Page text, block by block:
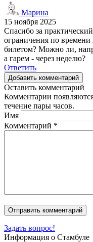
Марина
15 ноября 2025
Спасибо за
ограничения по
билетом? Можно ли,
а гарем - через неделю?
Ответить
Добавить комментарий
Оставить комментарий
Комментарии
течение пары часов.
Имя
Комментарий *
Задать вопрос!
Информация о Стамбуле